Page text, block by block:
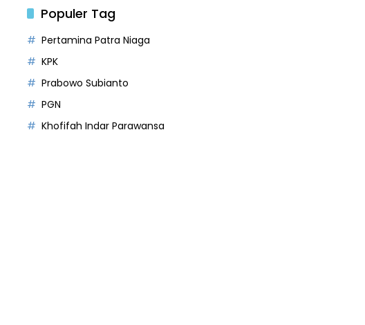
Populer Tag
Pertamina Patra Niaga
KPK
Prabowo Subianto
PGN
Khofifah Indar Parawansa